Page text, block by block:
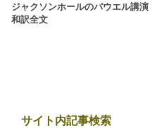
ジャクソンホールのパウエル講演
和訳全文
サイト内記事検索